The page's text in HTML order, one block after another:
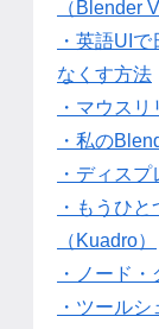
（Blender
・英語UI
なくす方法
・マウス
・私の
・ディス
・もうひ
（Kuadro）
・ノード
・ツール